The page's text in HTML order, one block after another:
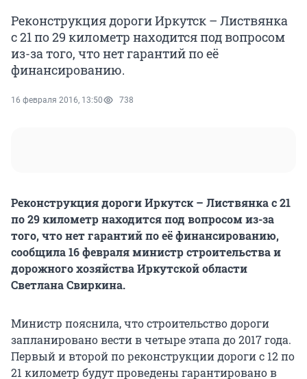
Реконструкция дороги Иркутск – Листвянка
с 21 по 29 километр находится под вопросом
из-за того, что нет гарантий по её
финансированию.
16 февраля 2016, 13:50 738
Реконструкция дороги Иркутск – Листвянка с 21
по 29 километр находится под вопросом из-за
того, что нет гарантий по её финансированию,
сообщила 16 февраля министр строительства и
дорожного хозяйства Иркутской области
Светлана Свиркина.
Министр пояснила, что строительство дороги
запланировано вести в четыре этапа до 2017 года.
Первый и второй по реконструкции дороги с 12 по
21 километр будут проведены гарантировано в